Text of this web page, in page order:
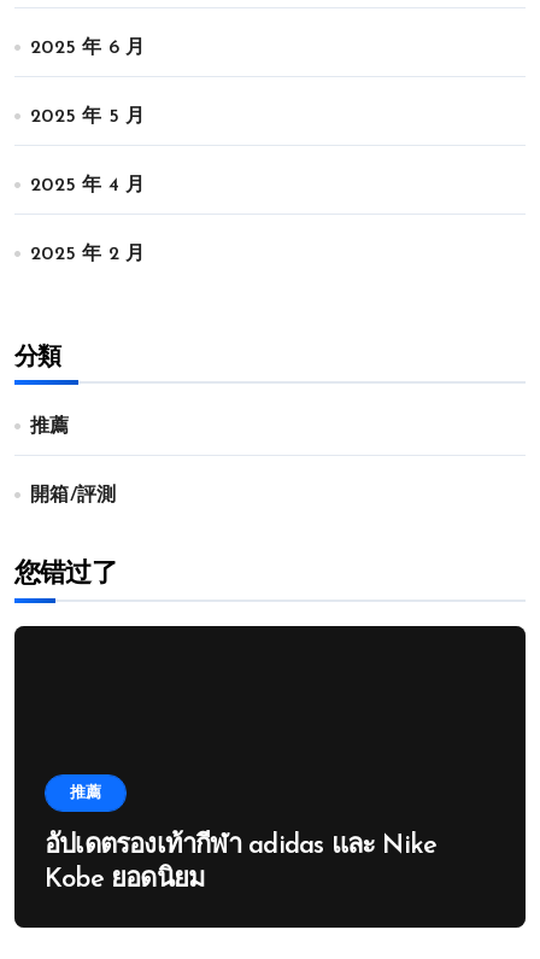
2025 年 6 月
2025 年 5 月
2025 年 4 月
2025 年 2 月
分類
推薦
開箱/評測
您错过了
推薦
อัปเดตรองเท้ากีฬา adidas และ Nike
Kobe ยอดนิยม